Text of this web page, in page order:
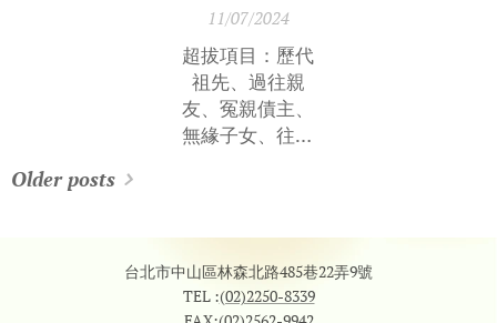
11/07/2024
超拔項目：歷代
祖先、過往親
友、冤親債主、
無緣子女、往生
Older posts
台北市中山區林森北路485巷22弄9號
TEL :(02)2250-8339